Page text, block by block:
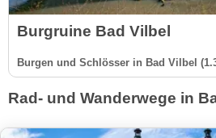
Burgruine Bad Vilbel
Burgen und Schlösser in Bad Vilbel
Rad- und Wanderwege in